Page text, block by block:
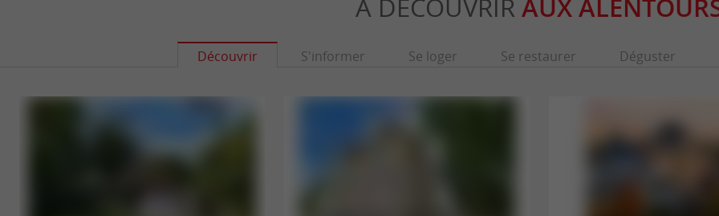
À DÉCOUVRIR AUX
Découvrir S'informer Se loger Se restaurer Déguster